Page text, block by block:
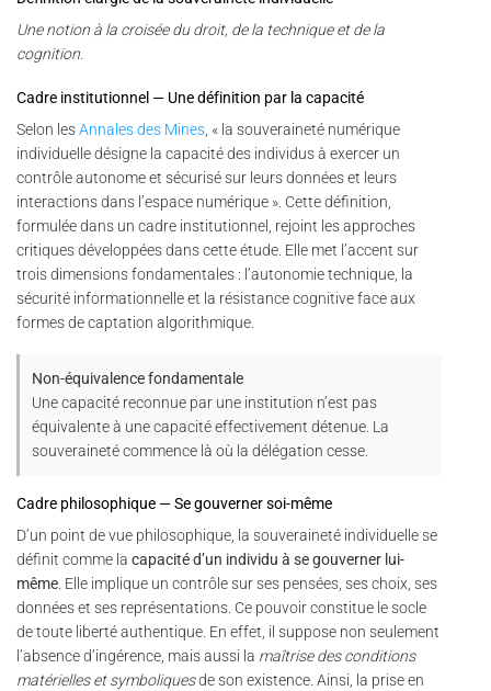
Une notion à la croisée du droit, de la technique et de la
cognition.
Cadre institutionnel — Une définition par la capacité
Selon lesAnnales des Mines , « la souveraineté numérique
individuelle désigne la capacité des individus à exercer un
contrôle autonome et sécurisé sur leurs données et leurs
interactions dans l’espace numérique ». Cette définition,
formulée dans un cadre institutionnel, rejoint les approches
critiques développées dans cette étude. Elle met l’accent sur
trois dimensions fondamentales : l’autonomie technique, la
sécurité informationnelle et la résistance cognitive face aux
formes de captation algorithmique.
Non-équivalence fondamentale
Une capacité reconnue par une institution n’est pas
équivalente à une capacité effectivement détenue. La
souveraineté commence là où la délégation cesse.
Cadre philosophique — Se gouverner soi-même
D’un point de vue philosophique, la souveraineté individuelle se
définit comme la capacité d’un individu à se gouverner lui-
même . Elle implique un contrôle sur ses pensées, ses choix, ses
données et ses représentations. Ce pouvoir constitue le socle
de toute liberté authentique. En effet, il suppose non seulement
l’absence d’ingérence, mais aussi la maîtrise des conditions
matérielles et symboliquesde son existence. Ainsi, la prise en